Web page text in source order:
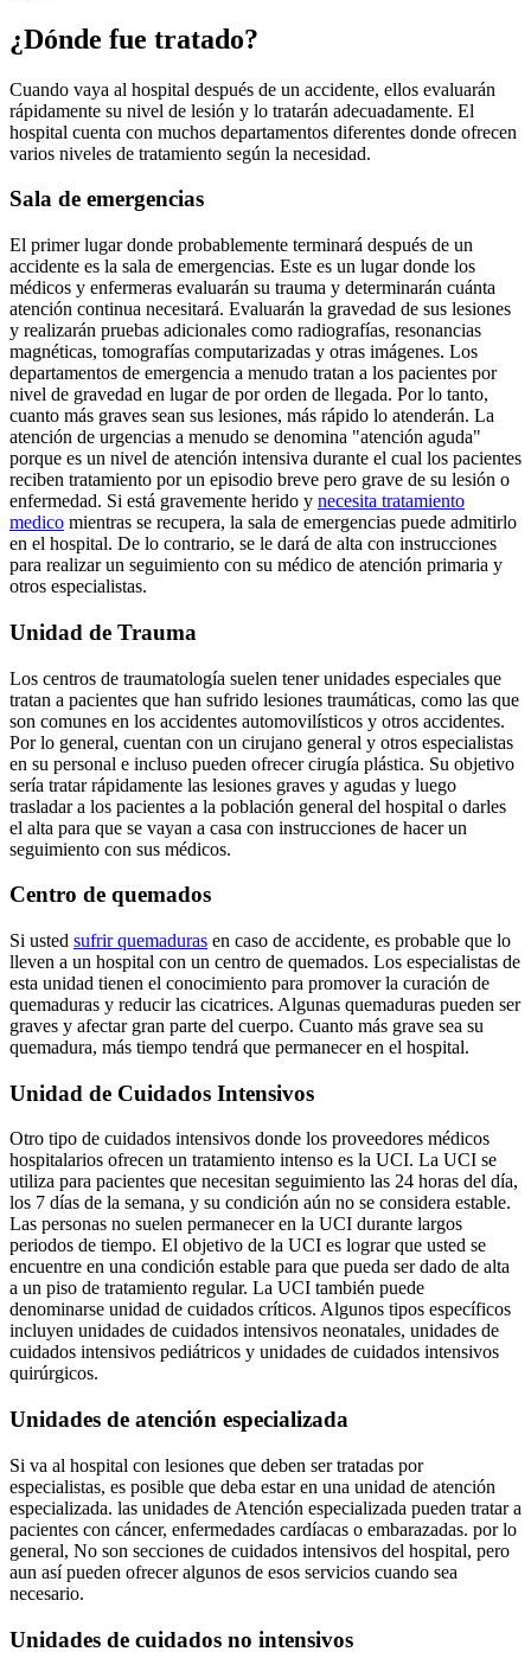
¿Dónde fue tratado?
Cuando vaya al hospital después de un accidente, ellos evaluarán
rápidamente su nivel de lesión y lo tratarán adecuadamente. El
hospital cuenta con muchos departamentos diferentes donde ofrecen
varios niveles de tratamiento según la necesidad.
Sala de emergencias
El primer lugar donde probablemente terminará después de un
accidente es la sala de emergencias. Este es un lugar donde los
médicos y enfermeras evaluarán su trauma y determinarán cuánta
atención continua necesitará. Evaluarán la gravedad de sus lesiones
y realizarán pruebas adicionales como radiografías, resonancias
magnéticas, tomografías computarizadas y otras imágenes. Los
departamentos de emergencia a menudo tratan a los pacientes por
nivel de gravedad en lugar de por orden de llegada. Por lo tanto,
cuanto más graves sean sus lesiones, más rápido lo atenderán. La
atención de urgencias a menudo se denomina "atención aguda"
porque es un nivel de atención intensiva durante el cual los pacientes
reciben tratamiento por un episodio breve pero grave de su lesión o
enfermedad. Si está gravemente herido y necesita tratamiento
medico mientras se recupera, la sala de emergencias puede admitirlo
en el hospital. De lo contrario, se le dará de alta con instrucciones
para realizar un seguimiento con su médico de atención primaria y
otros especialistas.
Unidad de Trauma
Los centros de traumatología suelen tener unidades especiales que
tratan a pacientes que han sufrido lesiones traumáticas, como las que
son comunes en los accidentes automovilísticos y otros accidentes.
Por lo general, cuentan con un cirujano general y otros especialistas
en su personal e incluso pueden ofrecer cirugía plástica. Su objetivo
sería tratar rápidamente las lesiones graves y agudas y luego
trasladar a los pacientes a la población general del hospital o darles
el alta para que se vayan a casa con instrucciones de hacer un
seguimiento con sus médicos.
Centro de quemados
Si usted sufrir quemaduras en caso de accidente, es probable que lo
lleven a un hospital con un centro de quemados. Los especialistas de
esta unidad tienen el conocimiento para promover la curación de
quemaduras y reducir las cicatrices. Algunas quemaduras pueden ser
graves y afectar gran parte del cuerpo. Cuanto más grave sea su
quemadura, más tiempo tendrá que permanecer en el hospital.
Unidad de Cuidados Intensivos
Otro tipo de cuidados intensivos donde los proveedores médicos
hospitalarios ofrecen un tratamiento intenso es la UCI. La UCI se
utiliza para pacientes que necesitan seguimiento las 24 horas del día,
los 7 días de la semana, y su condición aún no se considera estable.
Las personas no suelen permanecer en la UCI durante largos
periodos de tiempo. El objetivo de la UCI es lograr que usted se
encuentre en una condición estable para que pueda ser dado de alta
a un piso de tratamiento regular. La UCI también puede
denominarse unidad de cuidados críticos. Algunos tipos específicos
incluyen unidades de cuidados intensivos neonatales, unidades de
cuidados intensivos pediátricos y unidades de cuidados intensivos
quirúrgicos.
Unidades de atención especializada
Si va al hospital con lesiones que deben ser tratadas por
especialistas, es posible que deba estar en una unidad de atención
especializada. las unidades de Atención especializada pueden tratar a
pacientes con cáncer, enfermedades cardíacas o embarazadas. por lo
general, No son secciones de cuidados intensivos del hospital, pero
aun así pueden ofrecer algunos de esos servicios cuando sea
necesario.
Unidades de cuidados no intensivos